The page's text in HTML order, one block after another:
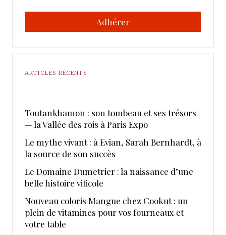
Adhérer
ARTICLES RÉCENTS
Toutankhamon : son tombeau et ses trésors
— la Vallée des rois à Paris Expo
Le mythe vivant : à Evian, Sarah Bernhardt, à
la source de son succès
Le Domaine Dumetrier : la naissance d’une
belle histoire viticole
Nouveau coloris Mangue chez Cookut : un
plein de vitamines pour vos fourneaux et
votre table